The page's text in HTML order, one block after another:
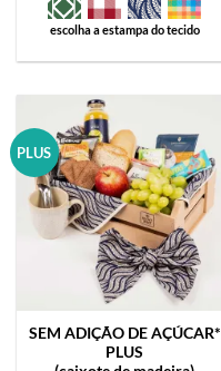
escolha a estampa do tecido
PLUS
SEM ADIÇÃO DE AÇÚCAR*
PLUS